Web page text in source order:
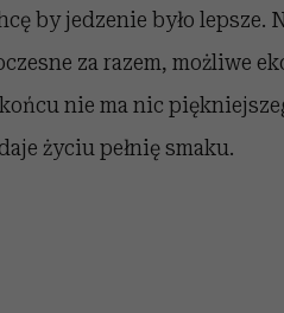
by jedzenie było lepsze.
za razem, możliwe
końcu nie ma nic
życiu pełnię smaku.